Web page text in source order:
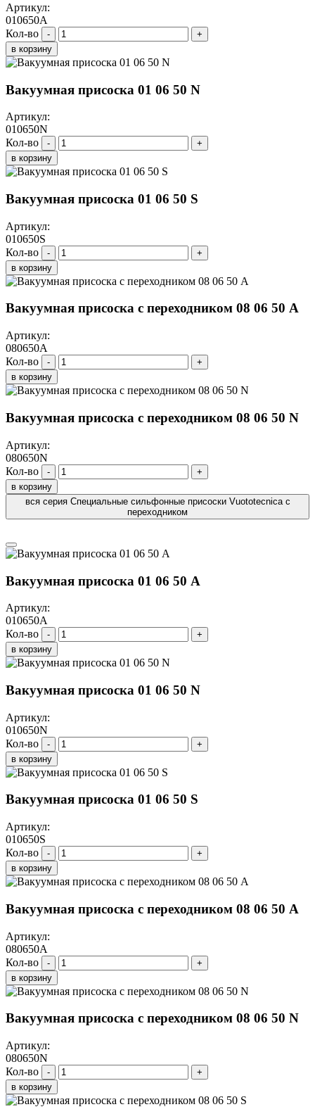
Артикул:
010650A
Кол-во
-
+
в корзину
Вакуумная присоска 01 06 50 N
Артикул:
010650N
Кол-во
-
+
в корзину
Вакуумная присоска 01 06 50 S
Артикул:
010650S
Кол-во
-
+
в корзину
Вакуумная присоска с переходником 08 06 50 A
Артикул:
080650A
Кол-во
-
+
в корзину
Вакуумная присоска с переходником 08 06 50 N
Артикул:
080650N
Кол-во
-
+
в корзину
вся серия Специальные сильфонные присоски Vuototecnica с
переходником
Вакуумная присоска 01 06 50 A
Артикул:
010650A
Кол-во
-
+
в корзину
Вакуумная присоска 01 06 50 N
Артикул:
010650N
Кол-во
-
+
в корзину
Вакуумная присоска 01 06 50 S
Артикул:
010650S
Кол-во
-
+
в корзину
Вакуумная присоска с переходником 08 06 50 A
Артикул:
080650A
Кол-во
-
+
в корзину
Вакуумная присоска с переходником 08 06 50 N
Артикул:
080650N
Кол-во
-
+
в корзину